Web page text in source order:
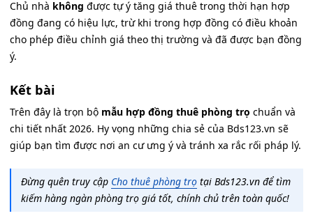
Chủ nhà không được tự ý tăng giá thuê trong thời hạn hợp
đồng đang có hiệu lực, trừ khi trong hợp đồng có điều khoản
cho phép điều chỉnh giá theo thị trường và đã được bạn đồng
ý.
Kết bài
Trên đây là trọn bộ mẫu hợp đồng thuê phòng trọ chuẩn và
chi tiết nhất 2026. Hy vọng những chia sẻ của Bds123.vn sẽ
giúp bạn tìm được nơi an cư ưng ý và tránh xa rắc rối pháp lý.
Đừng quên truy cập Cho thuê phòng trọ tại Bds123.vn để tìm
kiếm hàng ngàn phòng trọ giá tốt, chính chủ trên toàn quốc!